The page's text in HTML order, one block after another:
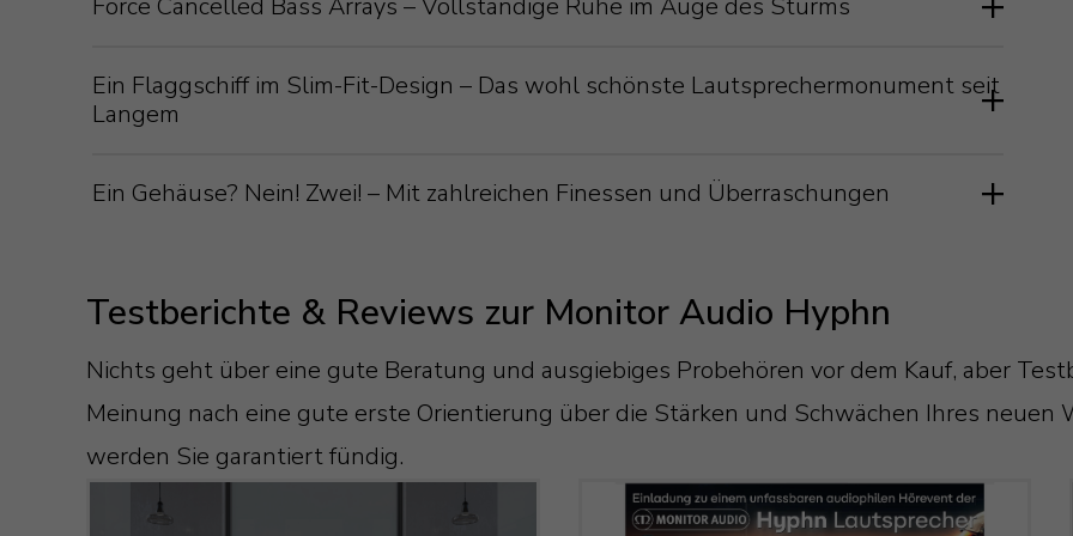
Der Koaxialaufbau - also wenn der Hochtöner im Mitteltöner integriert ist, ist
grundsätzlich eine gute Idee. Allerdings ist der Anspruch an die Hyphn bei
Monitor Audio nicht "gut", sondern "perfekt"! Und somit hat man sich bei Monitor
Audio einigen Nachteilen des Koax-Prinzips angenommen und diese clever gelöst.
Die sechs Mitteltöner und der Hochtöner sind als eine Einheit im M-Array
zusammengefasst und damit ist eins der größten Probleme - die gegenseitige
Auf dem ersten Blick sind die Lautsprechergitter der Monitor Audio Hyphn
Force Cancelled Bass Arrays – Vollständige Ruhe im Auge des Sturms
Ein Flaggschiff im Slim-Fit-Design – Das wohl schönste Lautsprechermonument seit
Langem
Ein Gehäuse? Nein! Zwei! – Mit zahlreichen Finessen und Überraschungen
Testberichte & Reviews zur Monitor Audio Hyphn
Nichts geht über eine gute Beratung und ausgiebiges Probehören vor dem Kauf, aber
Meinung nach eine gute erste Orientierung über die Stärken und Schwächen Ihres neuen
werden Sie garantiert fündig.